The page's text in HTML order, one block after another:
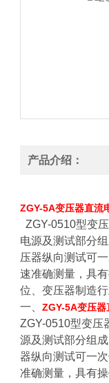
产品介绍：
ZGY-5A变压器直流
ZGY-0510型变
电源及测试部分
压器纵向测试可
速准确测量，具
位、变压器制造
一、 ZGY-5A变压
ZGY-0510型变压
源及测试部分组
器纵向测试可一
准确测量，具有